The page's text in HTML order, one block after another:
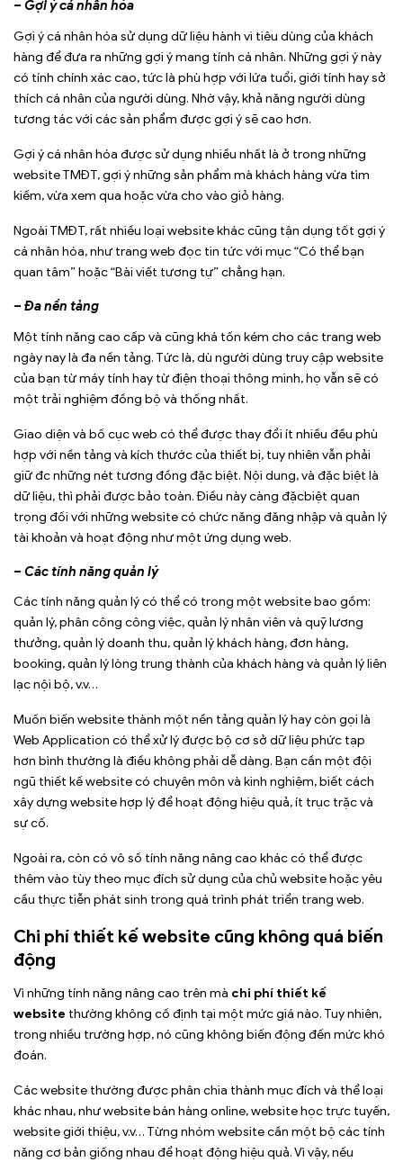
– Gợi ý cá nhân hóa
Gợi ý cá nhân hóa sử dụng dữ liệu hành vi tiêu dùng của khách
hàng để đưa ra những gợi ý mang tính cá nhân. Những gợi ý này
có tính chính xác cao, tức là phù hợp với lứa tuổi, giới tính hay sở
thích cá nhân của người dùng. Nhờ vậy, khả năng người dùng
tương tác với các sản phẩm được gợi ý sẽ cao hơn.
Gợi ý cá nhân hóa được sử dụng nhiều nhất là ở trong những
website TMĐT, gợi ý những sản phẩm mà khách hàng vừa tìm
kiếm, vừa xem qua hoặc vừa cho vào giỏ hàng.
Ngoài TMĐT, rất nhiều loại website khác cũng tận dụng tốt gợi ý
cá nhân hóa, như trang web đọc tin tức với mục “Có thể bạn
quan tâm” hoặc “Bài viết tương tự” chẳng hạn.
– Đa nền tảng
Một tính năng cao cấp và cũng khá tốn kém cho các trang web
ngày nay là đa nền tảng. Tức là, dù người dùng truy cập website
của bạn từ máy tính hay từ điện thoại thông minh, họ vẫn sẽ có
một trải nghiệm đồng bộ và thống nhất.
Giao diện và bố cục web có thể được thay đổi ít nhiều đều phù
hợp với nền tảng và kích thước của thiết bị, tuy nhiên vẫn phải
giữ đc những nét tương đồng đặc biệt. Nội dung, và đặc biệt là
dữ liệu, thì phải được bảo toàn. Điều này càng đặcbiệt quan
trọng đối với những website có chức năng đăng nhập và quản lý
tài khoản và hoạt động như một ứng dụng web.
– Các tính năng quản lý
Các tính năng quản lý có thể có trong một website bao gồm:
quản lý, phân công công việc, quản lý nhân viên và quỹ lương
thưởng, quản lý doanh thu, quản lý khách hàng, đơn hàng,
booking, quản lý lòng trung thành của khách hàng và quản lý liên
lạc nội bộ, v.v…
Muốn biến website thành một nền tảng quản lý hay còn gọi là
Web Application có thể xử lý được bộ cơ sở dữ liệu phức tạp
hơn bình thường là điều không phải dễ dàng. Bạn cần một đội
ngũ thiết kế website có chuyên môn và kinh nghiệm, biết cách
xây dựng website hợp lý để hoạt động hiệu quả, ít trục trặc và
sự cố.
Ngoài ra, còn có vô số tính năng nâng cao khác có thể được
thêm vào tùy theo mục đích sử dụng của chủ website hoặc yêu
cầu thực tiễn phát sinh trong quá trình phát triển trang web.
Chi phí thiết kế website cũng không quá biến
động
Vì những tính năng nâng cao trên mà chi phí thiết kế
website thường không cố định tại một mức giá nào. Tuy nhiên,
trong nhiều trường hợp, nó cũng không biến động đến mức khó
đoán.
Các website thường được phân chia thành mục đích và thể loại
khác nhau, như website bán hàng online, website học trực tuyến,
website giới thiệu, v.v… Từng nhóm website cần một bộ các tính
năng cơ bản giống nhau để hoạt động hiệu quả. Vì vậy, nếu